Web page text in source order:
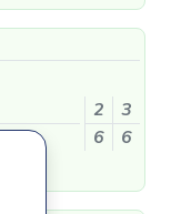
2
3
6
6